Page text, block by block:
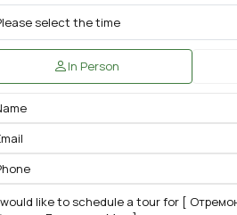
In Person